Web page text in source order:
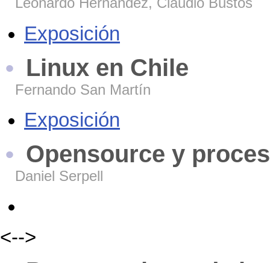
Exposición
Linux en Chile
Fernando San Martín
Exposición
Opensource y
Daniel Serpell
<-->